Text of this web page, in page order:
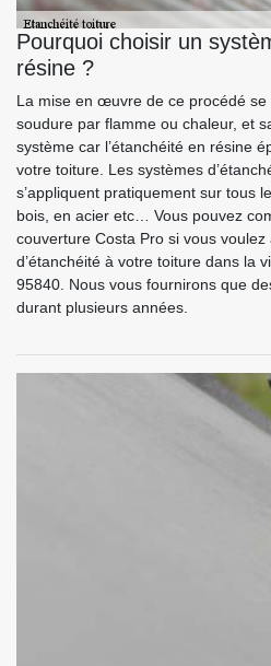
Pourquoi choisir un
résine ?
La mise en œuvre de ce procédé
soudure par flamme ou chaleur, et
système car l’étanchéité en résine
votre toiture. Les systèmes
s’appliquent pratiquement sur tous
bois, en acier etc… Vous pouvez
couverture Costa Pro si vous
d’étanchéité à votre toiture dans la
95840. Nous vous fournirons que
durant plusieurs années.